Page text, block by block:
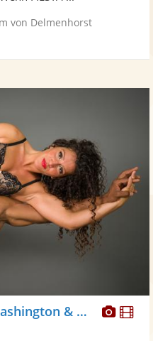
von Delmenhorst
Bambam Power Acts -Washington & Gabriela